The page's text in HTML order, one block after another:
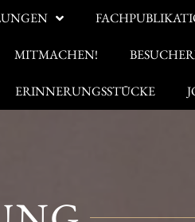
MITMACHEN!
ERINNERUNGSSTÜCKE